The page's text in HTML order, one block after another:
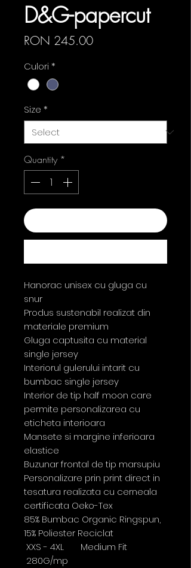
D&G-papercut
RON 245.00Price
Culori *
Size *
Quantity *
Hanorac unisex cu gluga cu
snur
Produs sustenabil realizat din
materiale premium
Gluga captusita cu material
single jersey
Interiorul gulerului intarit cu
bumbac single jersey
Interior de tip half moon care
permite personalizarea cu
eticheta interioara
Mansete si margine inferioara
elastice
Buzunar frontal de tip marsupiu
Personalizare prin print direct in
tesatura realizata cu cerneala
certificata Oeko-Tex
85% Bumbac Organic Ringspun,
15% Poliester Reciclat
XXS - 4XL Medium Fit
280G/mp